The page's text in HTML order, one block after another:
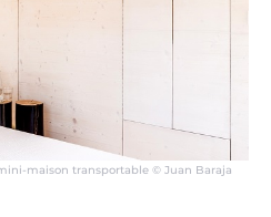
maison transportable © Juan Baraja